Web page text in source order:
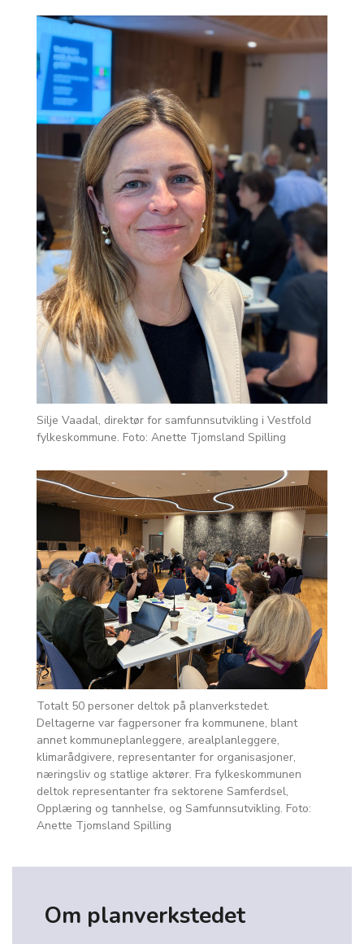
Silje Vaadal, direktør for samfunnsutvikling i Vestfold
fylkeskommune. Foto: Anette Tjomsland Spilling
Totalt 50 personer deltok på planverkstedet.
Deltagerne var fagpersoner fra kommunene, blant
annet kommuneplanleggere, arealplanleggere,
klimarådgivere, representanter for organisasjoner,
næringsliv og statlige aktører. Fra fylkeskommunen
deltok representanter fra sektorene Samferdsel,
Opplæring og tannhelse, og Samfunnsutvikling. Foto:
Anette Tjomsland Spilling
Om planverkstedet